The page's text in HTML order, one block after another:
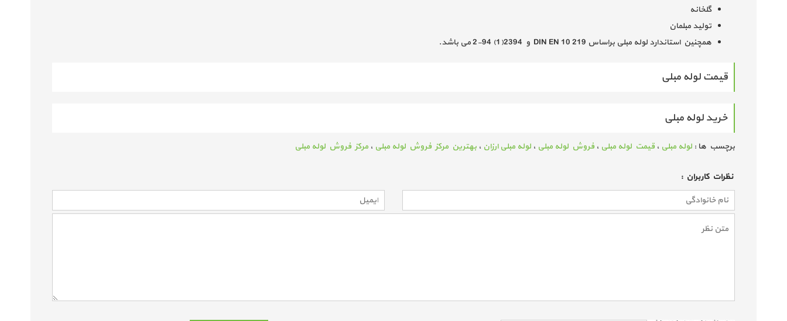
گلخانه
تولید مبلمان
همچنین استاندارد لوله مبلی براساس DIN EN 10 219 و 2394(1) 94-2 می باشد.
قیمت لوله مبلی
خرید لوله مبلی
برچسب ها :لوله مبلی ،قیمت لوله مبلی ،فروش لوله مبلی ،لوله مبلی ارزان ،بهترین مرکز فروش لوله مبلی ،مرکز فروش لوله مبلی
نظرات كاربران :